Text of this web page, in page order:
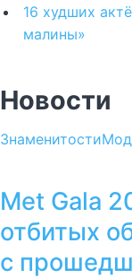
16 худших
малины»
Новости
Знаменитости
Met Gala
отбитых
с